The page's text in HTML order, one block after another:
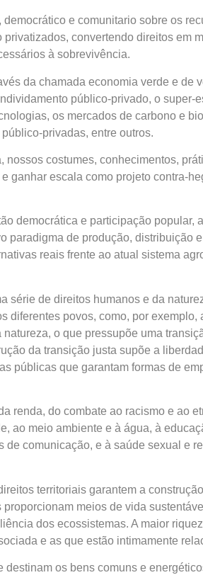
e comunitario sobre os
convertendo direitos em
à sobrevivência.
da chamada economia verde e de
público-privado, o super-
os mercados de carbono e
privadas, entre outros.
costumes, conhecimentos,
ganhar escala como projeto contra-
democrática e participação popular,
paradigma de produção, distribuição
reais frente ao atual sistema
série de direitos humanos e da
diferentes povos, como, por exemplo,
o que pressupõe uma
da transição justa supõe a
públicas que garantam formas de
renda, do combate ao racismo e ao
ao meio ambiente e à água, à
comunicação, e à saúde sexual e
territoriais garantem a
meios de vida
dos ecossistemas. A maior
e as que estão intimamente
os bens comuns e